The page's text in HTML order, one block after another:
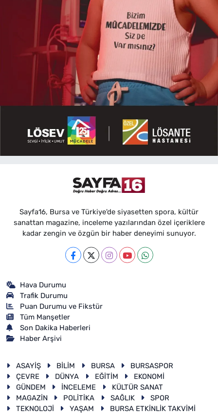
Sayfa16, Bursa ve Türkiye'de siyasetten spora, kültür
sanattan magazine, inceleme yazılarından özel içeriklere
kadar zengin ve özgün bir haber deneyimi sunuyor.
Hava Durumu
Trafik Durumu
Puan Durumu ve Fikstür
Tüm Manşetler
Son Dakika Haberleri
Haber Arşivi
ASAYİŞ BİLİM BURSA
BURSASPOR
ÇEVRE
DÜNYA EĞİTİM
EKONOMİ
GÜNDEM
İNCELEME
KÜLTÜR SANAT
MAGAZİN
POLİTİKA SAĞLIK
SPOR
TEKNOLOJİ
YAŞAM BURSA ETKİNLİK TAKVİMİ